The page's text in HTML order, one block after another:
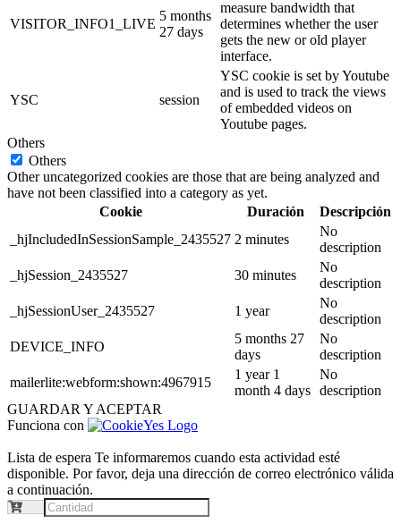
VISITOR_INFO1_LIVE
5 months
27 days
measure bandwidth that
determines whether the user
gets the new or old player
interface.
YSC session
YSC cookie is set by Youtube
and is used to track the views
of embedded videos on
Youtube pages.
Others
Others
Other uncategorized cookies are those that are being analyzed and
have not been classified into a category as yet.
Cookie
Duración
Descripción
_hjIncludedInSessionSample_2435527 2 minutes
No
description
_hjSession_2435527
30 minutes
No
description
_hjSessionUser_2435527
1 year
No
description
DEVICE_INFO
5 months 27
days
No
description
mailerlite:webform:shown:4967915
1 year 1
month 4 days
No
description
GUARDAR Y ACEPTAR
Funciona con
Lista de espera Te informaremos cuando esta actividad esté
disponible. Por favor, deja una dirección de correo electrónico válida
a continuación.